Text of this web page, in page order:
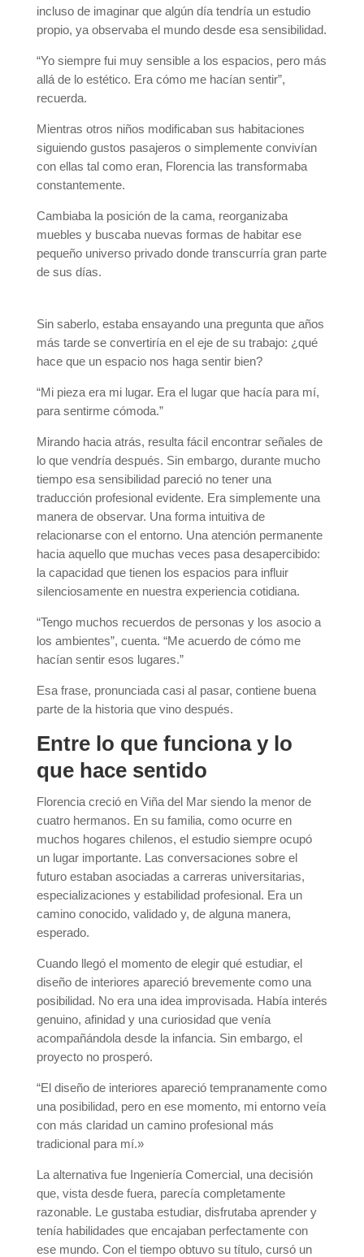
incluso de imaginar que algún día tendría un estudio
propio, ya observaba el mundo desde esa sensibilidad.
“Yo siempre fui muy sensible a los espacios, pero más
allá de lo estético. Era cómo me hacían sentir”,
recuerda.
Mientras otros niños modificaban sus habitaciones
siguiendo gustos pasajeros o simplemente convivían
con ellas tal como eran, Florencia las transformaba
constantemente.
Cambiaba la posición de la cama, reorganizaba
muebles y buscaba nuevas formas de habitar ese
pequeño universo privado donde transcurría gran parte
de sus días.
Sin saberlo, estaba ensayando una pregunta que años
más tarde se convertiría en el eje de su trabajo: ¿qué
hace que un espacio nos haga sentir bien?
“Mi pieza era mi lugar. Era el lugar que hacía para mí,
para sentirme cómoda.”
Mirando hacia atrás, resulta fácil encontrar señales de
lo que vendría después. Sin embargo, durante mucho
tiempo esa sensibilidad pareció no tener una
traducción profesional evidente. Era simplemente una
manera de observar. Una forma intuitiva de
relacionarse con el entorno. Una atención permanente
hacia aquello que muchas veces pasa desapercibido:
la capacidad que tienen los espacios para influir
silenciosamente en nuestra experiencia cotidiana.
“Tengo muchos recuerdos de personas y los asocio a
los ambientes”, cuenta. “Me acuerdo de cómo me
hacían sentir esos lugares.”
Esa frase, pronunciada casi al pasar, contiene buena
parte de la historia que vino después.
Entre lo que funciona y lo
que hace sentido
Florencia creció en Viña del Mar siendo la menor de
cuatro hermanos. En su familia, como ocurre en
muchos hogares chilenos, el estudio siempre ocupó
un lugar importante. Las conversaciones sobre el
futuro estaban asociadas a carreras universitarias,
especializaciones y estabilidad profesional. Era un
camino conocido, validado y, de alguna manera,
esperado.
Cuando llegó el momento de elegir qué estudiar, el
diseño de interiores apareció brevemente como una
posibilidad. No era una idea improvisada. Había interés
genuino, afinidad y una curiosidad que venía
acompañándola desde la infancia. Sin embargo, el
proyecto no prosperó.
“El diseño de interiores apareció tempranamente como
una posibilidad, pero en ese momento, mi entorno veía
con más claridad un camino profesional más
tradicional para mí.»
La alternativa fue Ingeniería Comercial, una decisión
que, vista desde fuera, parecía completamente
razonable. Le gustaba estudiar, disfrutaba aprender y
tenía habilidades que encajaban perfectamente con
ese mundo. Con el tiempo obtuvo su título, cursó un